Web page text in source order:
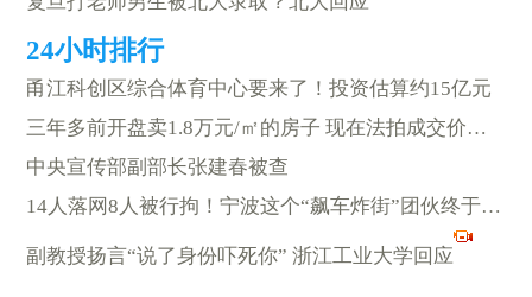
甬江科创区综合体育中心要来了！投资估算约15亿元
三年多前开盘卖1.8万元/㎡的房子 现在法拍成交价竟只有……
中央宣传部副部长张建春被查
14人落网8人被行拘！宁波这个“飙车炸街”团伙终于栽了
副教授扬言“说了身份吓死你” 浙江工业大学回应